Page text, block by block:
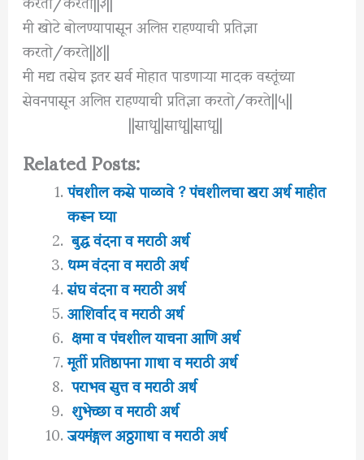
मी खोटे बोलण्यापासून अलिप्त राहण्याची प्रतिज्ञा
करतो/करते||४||
मी मद्य तसेच इतर सर्व मोहात पाडणाऱ्या मादक वस्तूंच्या
सेवनपासून अलिप्त राहण्याची प्रतिज्ञा करतो/करते||५||
||साधू||साधू||साधू||
Related Posts:
पंचशील कसे पाळावे ? पंचशीलचा खरा अर्थ माहीत
करून घ्या
बुद्ध वंदना व मराठी अर्थ
धम्म वंदना व मराठी अर्थ
संघ वंदना व मराठी अर्थ
आशिर्वाद व मराठी अर्थ
क्षमा व पंचशील याचना आणि अर्थ
मूर्ती प्रतिष्ठापना गाथा व मराठी अर्थ
पराभव सुत्त व मराठी अर्थ
शुभेच्छा व मराठी अर्थ
जयमंङ्गल अठ्ठगाथा व मराठी अर्थ